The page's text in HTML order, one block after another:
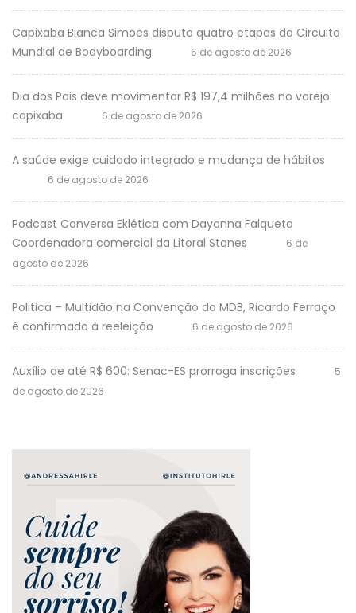
Capixaba Bianca Simões disputa quatro etapas do Circuito
Mundial de Bodyboarding
6 de agosto de 2026
Dia dos Pais deve movimentar R$ 197,4 milhões no varejo
capixaba
6 de agosto de 2026
A saúde exige cuidado integrado e mudança de hábitos
6 de agosto de 2026
Podcast Conversa Eklética com Dayanna Falqueto
Coordenadora comercial da Litoral Stones
6 de
agosto de 2026
Politica – Multidão na Convenção do MDB, Ricardo Ferraço
é confirmado à reeleição
6 de agosto de 2026
Auxílio de até R$ 600: Senac-ES prorroga inscrições
5
de agosto de 2026